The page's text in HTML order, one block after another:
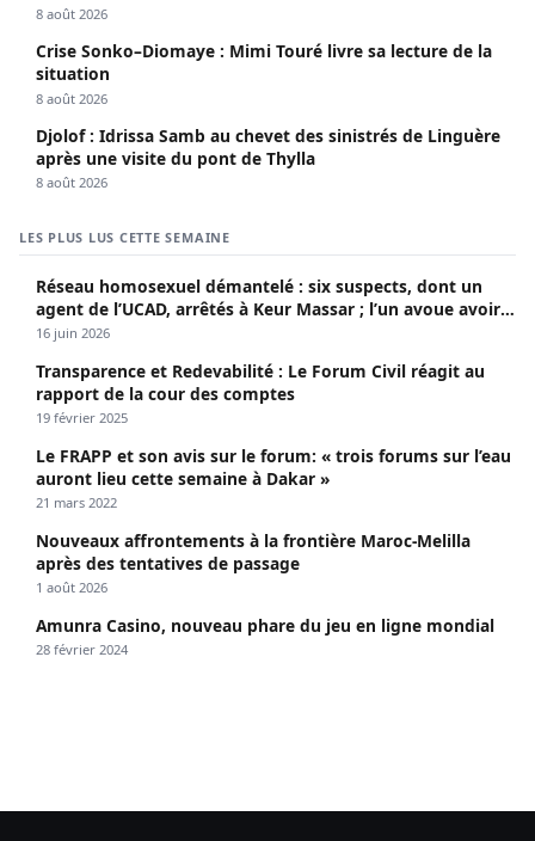
8 août 2026
Crise Sonko–Diomaye : Mimi Touré livre sa lecture de la
situation
8 août 2026
Djolof : Idrissa Samb au chevet des sinistrés de Linguère
après une visite du pont de Thylla
8 août 2026
LES PLUS LUS CETTE SEMAINE
Réseau homosexuel démantelé : six suspects, dont un
agent de l’UCAD, arrêtés à Keur Massar ; l’un avoue avoir
propagé le VIH depuis 2018
16 juin 2026
Transparence et Redevabilité : Le Forum Civil réagit au
rapport de la cour des comptes
19 février 2025
Le FRAPP et son avis sur le forum: « trois forums sur l’eau
auront lieu cette semaine à Dakar »
21 mars 2022
Nouveaux affrontements à la frontière Maroc-Melilla
après des tentatives de passage
1 août 2026
Amunra Casino, nouveau phare du jeu en ligne mondial
28 février 2024